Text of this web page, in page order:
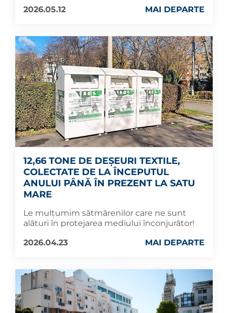
2026.05.12 MAI DEPARTE
12,66 TONE DE DEȘEURI TEXTILE,
COLECTATE DE LA ÎNCEPUTUL
ANULUI PÂNĂ ÎN PREZENT LA SATU
MARE
Le mulțumim sătmărenilor care ne sunt
alături în protejarea mediului înconjurător!
2026.04.23
MAI DEPARTE